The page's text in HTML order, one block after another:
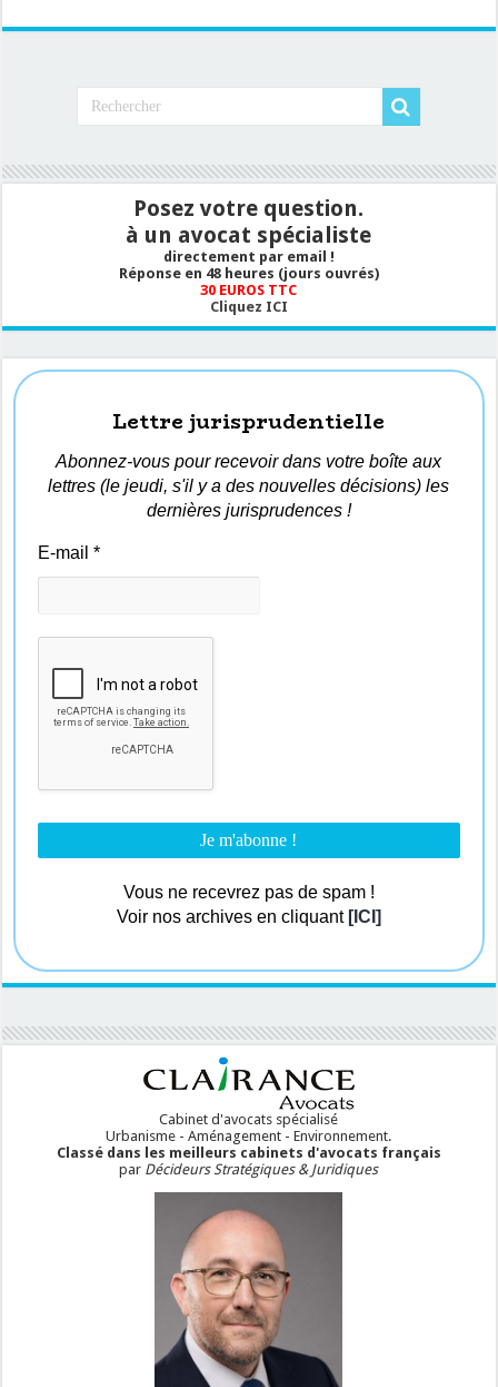
Posez votre question.
à un avocat spécialiste
directement par email !
Réponse en 48 heures (jours ouvrés)
30 EUROS TTC
Cliquez ICI
Lettre jurisprudentielle
Abonnez-vous pour recevoir dans votre boîte aux
lettres (le jeudi, s'il y a des nouvelles décisions) les
dernières jurisprudences !
E-mail*
Vous ne recevrez pas de spam !
Voir nos archives en cliquant [ICI]
Cabinet d'avocats spécialisé
Urbanisme - Aménagement - Environnement.
Classé dans les meilleurs cabinets d'avocats français
par Décideurs Stratégiques & Juridiques